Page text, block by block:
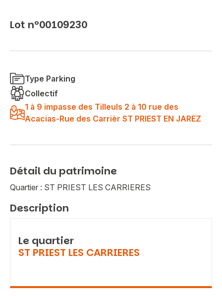
Lot n°00109230
Type Parking
Collectif
1 à 9 impasse des Tilleuls 2 à 10 rue des
Acacias-Rue des Carrièr ST PRIEST EN JAREZ
Détail du patrimoine
Quartier : ST PRIEST LES CARRIERES
Description
Le quartier
ST PRIEST LES CARRIERES